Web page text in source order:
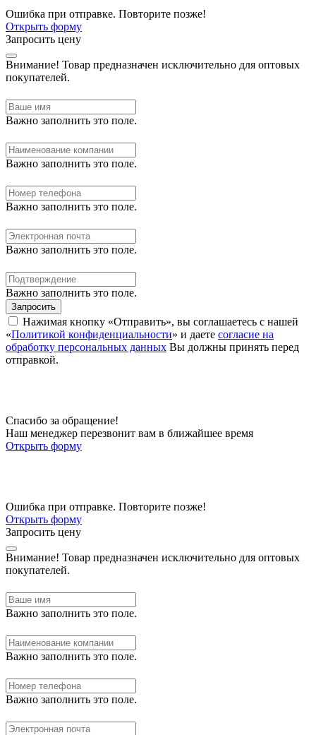
Ошибка при отправке. Повторите позже!
Открыть форму
Запросить цену
Внимание! Товар предназначен исключительно для оптовых
покупателей.
Важно заполнить это поле.
Важно заполнить это поле.
Важно заполнить это поле.
Важно заполнить это поле.
Важно заполнить это поле.
Запросить
Нажимая кнопку «Отправить», вы соглашаетесь с нашей
«Политикой конфиденциальности» и даете согласие на
обработку персональных данных Вы должны принять перед
отправкой.
Спасибо за обращение!
Наш менеджер перезвонит вам в ближайшее время
Открыть форму
Ошибка при отправке. Повторите позже!
Открыть форму
Запросить цену
Внимание! Товар предназначен исключительно для оптовых
покупателей.
Важно заполнить это поле.
Важно заполнить это поле.
Важно заполнить это поле.